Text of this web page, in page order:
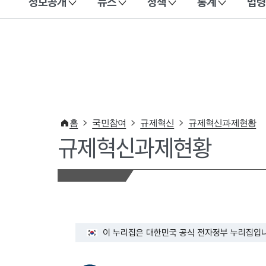
이 누리집은 대한민국 공식 전자정부 누리집입니다.
홈 국민참여 규제혁신 규제혁신과제현황
규제혁신과제현황